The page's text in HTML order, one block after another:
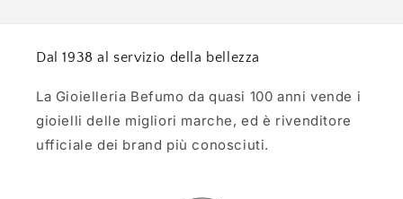
Dal 1938 al servizio della bellezza
La Gioielleria Befumo da quasi 100 anni vende i
gioielli delle migliori marche, ed è rivenditore
ufficiale dei brand più conosciuti.